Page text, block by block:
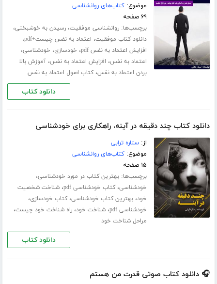
موضوع:کتاب‌های روانشناسی
۶۹ صفحه
برچسب‌ها:روانشناسی موفقیت،رسیدن به خوشبختی،
دانلود کتاب موفقیت، اعتماد به نفس چیست+pdf ،
افزایش اعتماد به نفس pdf ، خودسازی، خودشناسی،
اعتماد به نفس، افزایش اعتماد به نفس،آموزش بالا
بردن اعتماد به نفس،کتاب اصول اعتماد به نفس
دانلود کتاب
دانلود کتاب چند دقیقه در آینه، راهکاری برای خودشناسی
از:ستاره ترابی
موضوع:کتاب‌های روانشناسی
۱۵ صفحه
برچسب‌ها:بهترین کتاب در مورد خودشناسی،
خودشناسی،کتاب خودشناسی pdf ،شناخت شخصیت
خود،بهترین کتاب خودشناسی،کتاب خودسازی،
خودشناسی pdf ،شناخت خود،راه شناخت خود چیست،
مراحل شناخت خود
دانلود کتاب
🎧 دانلود کتاب صوتی قدرت من هستم